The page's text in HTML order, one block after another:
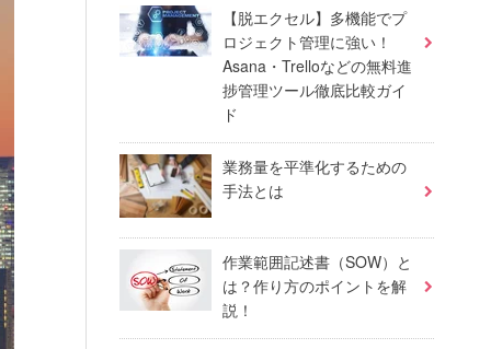
【脱エクセル】多機能でプ
ロジェクト管理に強い！
Asana・Trelloなどの無料進
捗管理ツール徹底比較ガイ
ド
業務量を平準化するための
手法とは
作業範囲記述書（SOW）と
は？作り方のポイントを解
説！